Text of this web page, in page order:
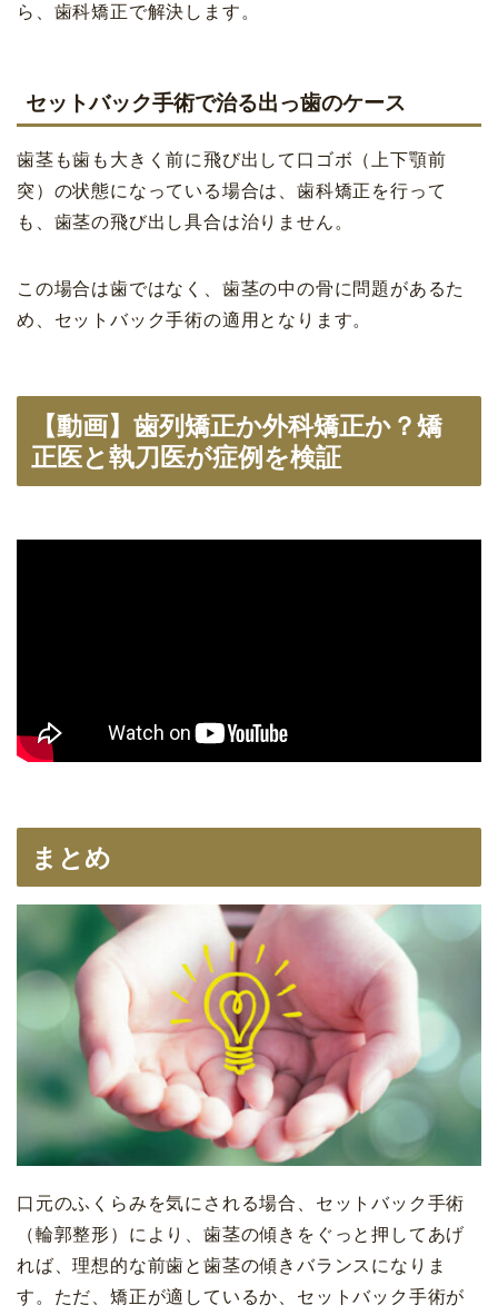
ら、歯科矯正で解決します。
セットバック手術で治る出っ歯のケース
歯茎も歯も大きく前に飛び出して口ゴボ（上下顎前
突）の状態になっている場合は、歯科矯正を行って
も、歯茎の飛び出し具合は治りません。
この場合は歯ではなく、歯茎の中の骨に問題があるた
め、セットバック手術の適用となります。
【動画】歯列矯正か外科矯正か？矯
正医と執刀医が症例を検証
まとめ
口元のふくらみを気にされる場合、セットバック手術
（輪郭整形）により、歯茎の傾きをぐっと押してあげ
れば、理想的な前歯と歯茎の傾きバランスになりま
す。ただ、矯正が適しているか、セットバック手術が